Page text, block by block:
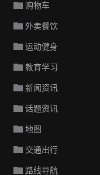
购物车
外卖餐饮
运动健身
教育学习
新闻资讯
话题资讯
地图
交通出行
路线导航